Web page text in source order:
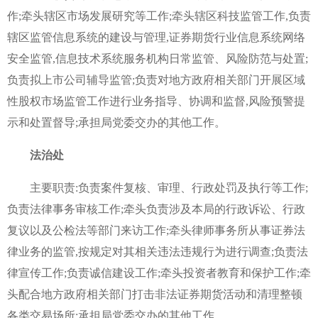
作;牵头辖区市场发展研究等工作;牵头辖区科技监管工作,负责
辖区监管信息系统的建设与管理,证券期货行业信息系统网络
安全监管,信息技术系统服务机构日常监管、风险防范与处置;
负责拟上市公司辅导监管;负责对地方政府相关部门开展区域
性股权市场监管工作进行业务指导、协调和监督,风险预警提
示和处置督导;承担局党委交办的其他工作。
法治处
主要职责:负责案件复核、审理、行政处罚及执行等工作;
负责法律事务审核工作;牵头负责涉及本局的行政诉讼、行政
复议以及公检法等部门来访工作;牵头律师事务所从事证券法
律业务的监管,按规定对其相关违法违规行为进行调查;负责法
律宣传工作;负责诚信建设工作;牵头投资者教育和保护工作;牵
头配合地方政府相关部门打击非法证券期货活动和清理整顿